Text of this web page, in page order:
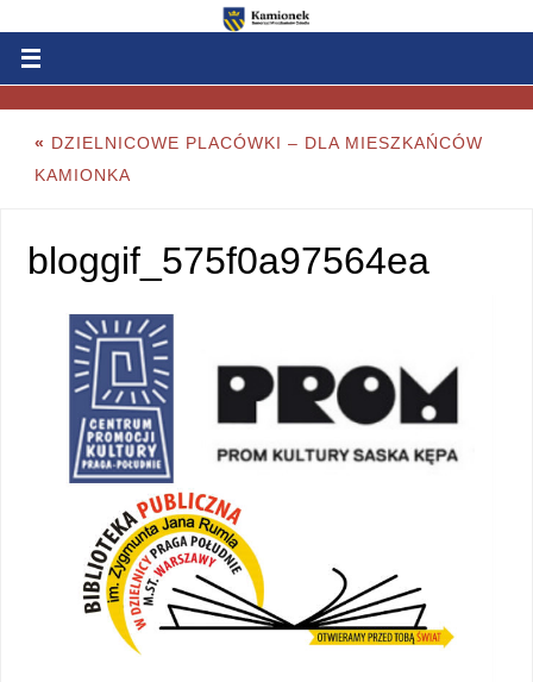
« DZIELNICOWE PLACÓWKI – DLA MIESZKAŃCÓW
KAMIONKA
bloggif_575f0a97564ea